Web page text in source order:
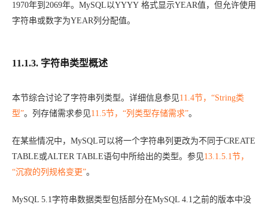
1970年到2069年。MySQL以YYYY 格式显示YEAR值，但允许使用
字符串或数字为YEAR列分配值。
11.1.3. 字符串类型概述
本节综合讨论了字符串列类型。详细信息参见11.4节，“String类
型”。列存储需求参见11.5节，“列类型存储需求”。
在某些情况中，MySQL可以将一个字符串列更改为不同于CREATE
TABLE或ALTER TABLE语句中所给出的类型。参见13.1.5.1节，
“沉寂的列规格变更”。
MySQL 5.1字符串数据类型包括部分在MySQL 4.1之前的版本中没